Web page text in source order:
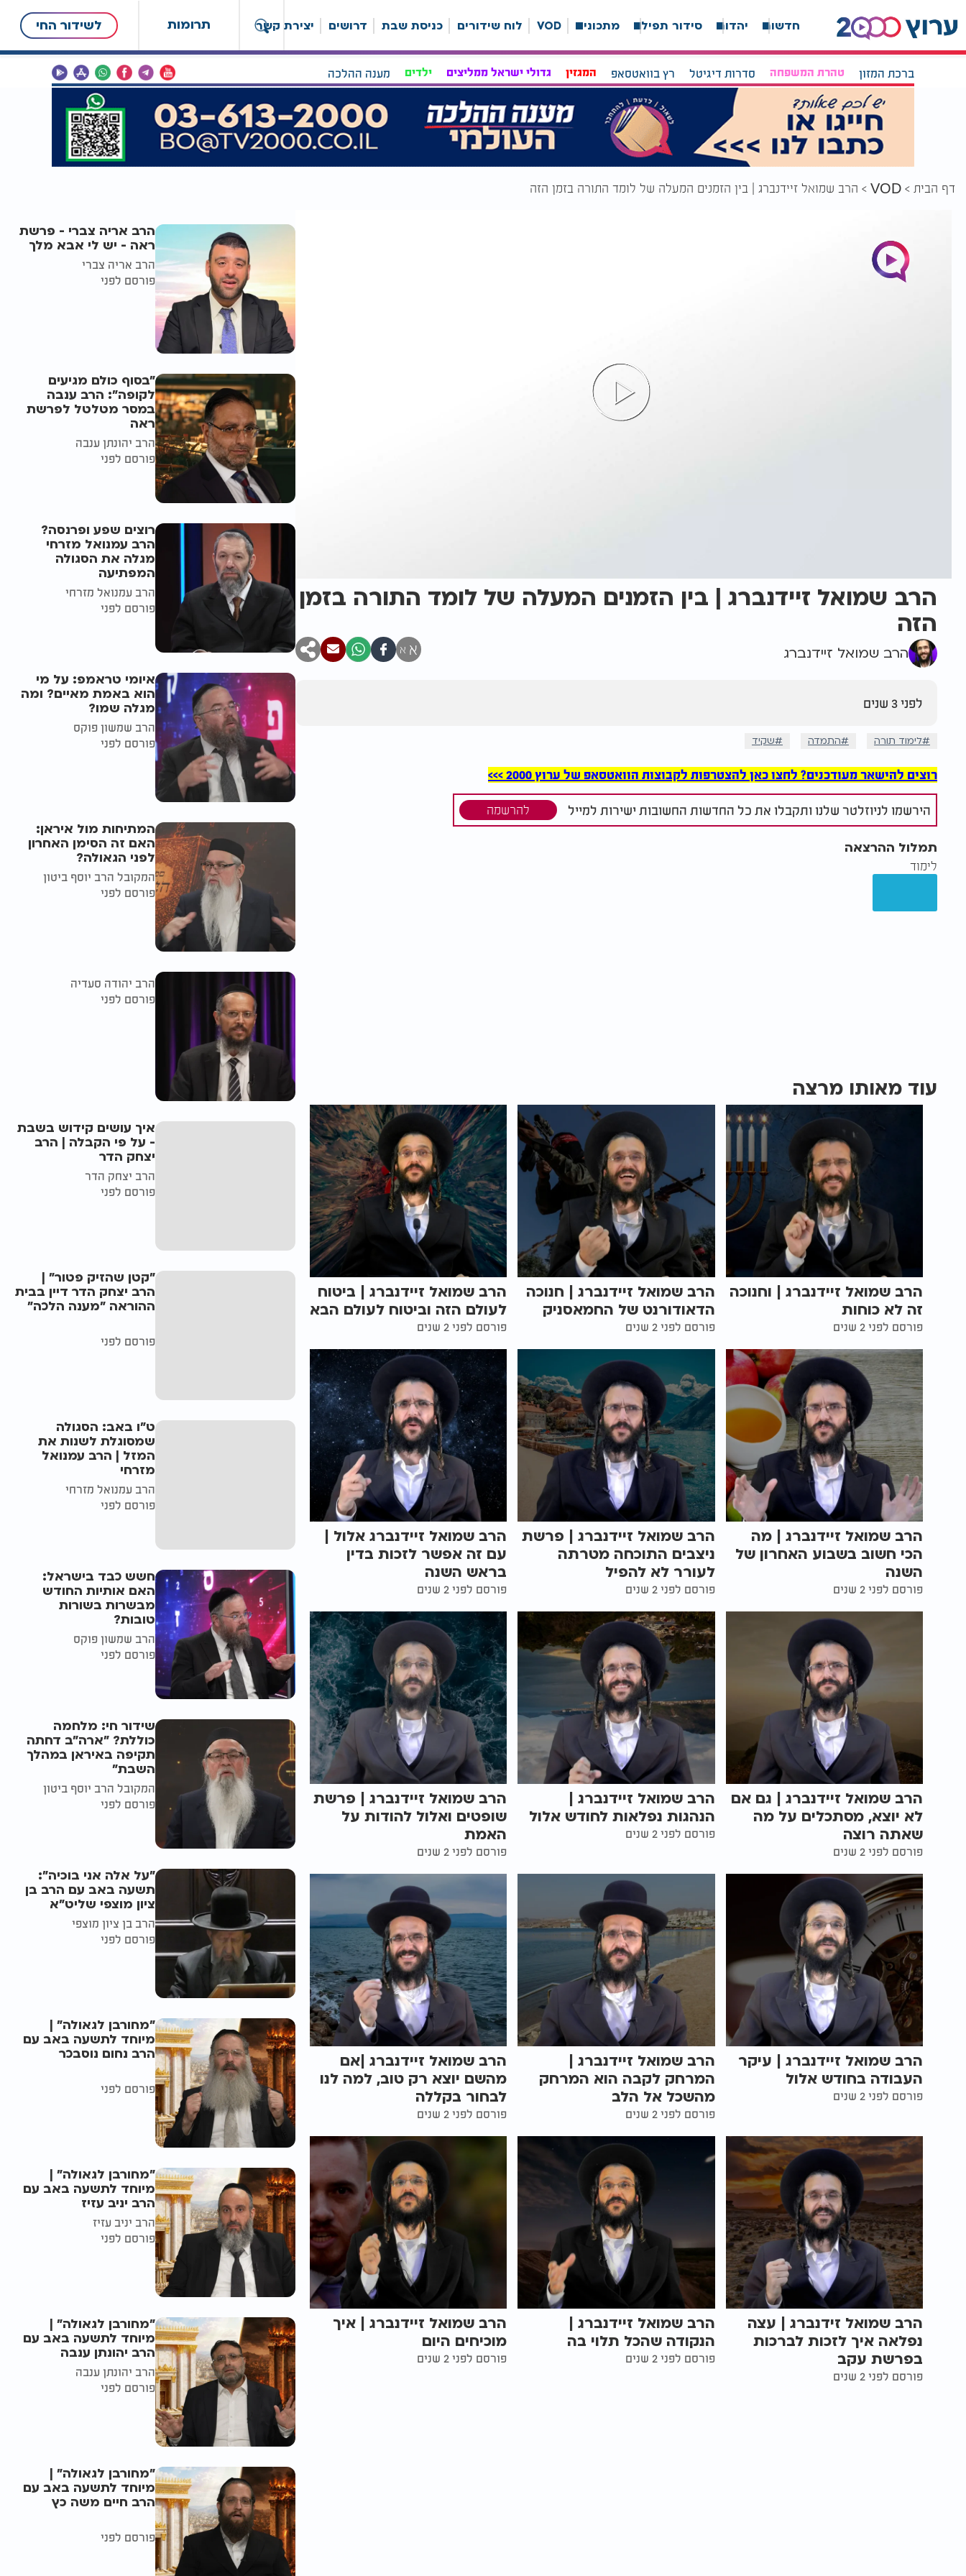
תרומות לשידור החי חדשות יהדות סידור תפילה מתכונים VOD לוח שידורים כניסת שבת דרושים יצירת קשר
ברכת המזון טהרת המשפחה סדרות דיגיטל רץ בוואטסאפ המגזין גדולי ישראל ממליצים ילדים מענה ההלכה
דף הבית VOD הרב שמואל זיידנברג | בין הזמנים המעלה של לומד התורה בזמן הזה
הרב שמואל זיידנברג | בין הזמנים המעלה של לומד התורה בזמן
הזה
הרב שמואל זיידנברג א א
לפני 3 שנים
לימוד תורה התמדה שקיד
רוצים להישאר מעודכנים? לחצו כאן להצטרפות לקבוצות הוואטסאפ של ערוץ 2000 >>>
הירשמו לניוזלטר שלנו ותקבלו את כל החדשות החשובות ישירות למייל להרשמה
תמלול ההרצאה
לימוד
עוד מאותו מרצה
הרב שמואל זיידנברג | וחנוכה
זה לא כוחות
פורסם לפני 2 שנים
הרב שמואל זיידנברג | חנוכה
הדאודורנט של החמאסניק
פורסם לפני 2 שנים
הרב שמואל זיידנברג | ביטוח
לעולם הזה וביטוח לעולם הבא
פורסם לפני 2 שנים
הרב שמואל זיידנברג | מה
הכי חשוב בשבוע האחרון של
השנה
פורסם לפני 2 שנים
הרב שמואל זיידנברג | פרשת
ניצבים התוכחה מטרתה
לעורר לא להפיל
פורסם לפני 2 שנים
הרב שמואל זיידנברג אלול |
עם זה אפשר לזכות בדין
בראש השנה
פורסם לפני 2 שנים
הרב שמואל זיידנברג | גם אם
לא יוצא, מסתכלים על מה
שאתה רוצה
פורסם לפני 2 שנים
הרב שמואל זיידנברג |
הנהגות נפלאות לחודש אלול
פורסם לפני 2 שנים
הרב שמואל זיידנברג | פרשת
שופטים ואלול להודות על
האמת
פורסם לפני 2 שנים
הרב שמואל זיידנברג | עיקר
העבודה בחודש אלול
פורסם לפני 2 שנים
הרב שמואל זיידנברג |
המרחק לקבה הוא המרחק
מהשכל אל הלב
פורסם לפני 2 שנים
הרב שמואל זיידנברג |אם
מהשם יוצא רק טוב, למה לנו
לבחור בקללה
פורסם לפני 2 שנים
הרב שמואל זידנברג | עצה
נפלאה איך לזכות לברכות
בפרשת עקב
פורסם לפני 2 שנים
הרב שמואל זיידנברג |
הנקודה שהכל תלוי בה
פורסם לפני 2 שנים
הרב שמואל זיידנברג | איך
מוכיחים היום
פורסם לפני 2 שנים
הרב אריה צברי - פרשת
ראה - יש לי אבא מלך
הרב אריה צברי
פורסם לפני
"בסוף כולם מגיעים
לקופה": הרב ענבה
במסר מטלטל לפרשת
ראה
הרב יהונתן ענבה
פורסם לפני
רוצים שפע ופרנסה?
הרב עמנואל מזרחי
מגלה את הסגולה
המפתיעה
הרב עמנואל מזרחי
פורסם לפני
איומי טראמפ: על מי
הוא באמת מאיים? ומה
מגלה שמו?
הרב שמשון פוקס
פורסם לפני
המתיחות מול איראן:
האם זה הסימן האחרון
לפני הגאולה?
המקובל הרב יוסף ביטון
פורסם לפני
הרב יהודה סעדיה
פורסם לפני
איך עושים קידוש בשבת
- על פי הקבלה | הרב
יצחק הדר
הרב יצחק הדר
פורסם לפני
"קטן שהזיק פטור" |
הרב יצחק הדר דיין בבית
ההוראה "מענה הלכה"
פורסם לפני
ט"ו באב: הסגולה
שמסוגלת לשנות את
המזל | הרב עמנואל
מזרחי
הרב עמנואל מזרחי
פורסם לפני
חשש כבד בישראל:
האם אותיות החודש
מבשרות בשורות
טובות?
הרב שמשון פוקס
פורסם לפני
שידור חי: מלחמה
כוללת? ״ארה"ב דחתה
תקיפה באיראן במהלך
השבת״
המקובל הרב יוסף ביטון
פורסם לפני
"על אלה אני בוכיה":
תשעה באב עם הרב בן
ציון מוצפי שליט"א
הרב בן ציון מוצפי
פורסם לפני
"מחורבן לגאולה" |
מיוחד לתשעה באב עם
הרב נחום נוסבכר
פורסם לפני
"מחורבן לגאולה" |
מיוחד לתשעה באב עם
הרב יניב עזיז
הרב יניב עזיז
פורסם לפני
"מחורבן לגאולה" |
מיוחד לתשעה באב עם
הרב יהונתן ענבה
הרב יהונתן ענבה
פורסם לפני
"מחורבן לגאולה" |
מיוחד לתשעה באב עם
הרב חיים משה כץ
פורסם לפני